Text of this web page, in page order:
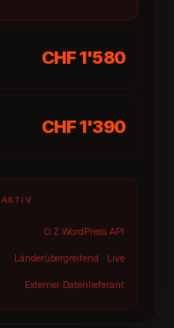
CHF 1'580
CHF 1'390
O.Z WordPress API
Länderübergreifend · Live
Externer Datenlieferant